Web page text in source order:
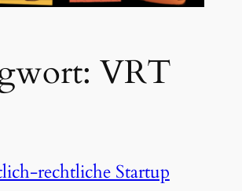
VRT
rechtliche Startup